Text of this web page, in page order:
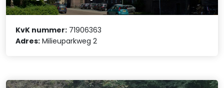
KvK nummer: 71906363
Adres: Milieuparkweg 2